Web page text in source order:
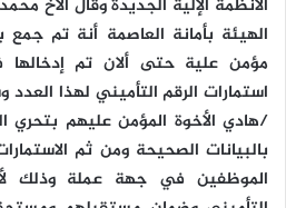
الأنظمة الإلية الجديدة وقال الأخ
الهيئة بأمانة العاصمة أنة تم جمع
مؤمن علية حتى ألان تم إدخالها
استمارات الرقم التأميني لهذا
/هادي الأخوة المؤمن عليهم بتحري
بالبيانات الصحيحة ومن ثم
الموظفين في جهة عملة وذلك